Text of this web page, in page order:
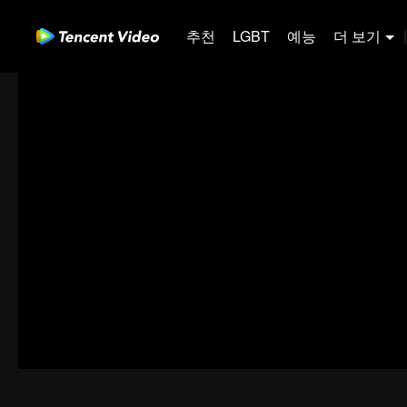
추천 LGBT 예능 더 보기 |